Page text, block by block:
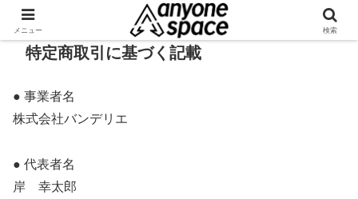
特定商取引に基づく記載
● 事業者名
株式会社バンデリエ
● 代表者名
岸 幸太郎
メニュー 検索